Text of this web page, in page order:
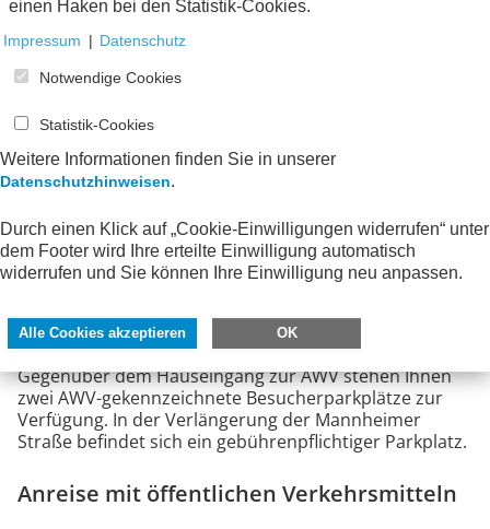
Silke Schröder
Fachreferentin
Tel.:+49 6196 777 26-30
E-Mail:schroeder(at)awv-net.de
Anreise
Parkmöglichkeiten mit dem Auto
Gegenüber dem Hauseingang zur AWV stehen Ihnen
zwei AWV-gekennzeichnete Besucherparkplätze zur
Verfügung. In der Verlängerung der Mannheimer
Straße befindet sich ein gebührenpflichtiger Parkplatz.
Anreise mit öffentlichen Verkehrsmitteln
einen Haken bei den Statistik-Cookies.
Impressum | Datenschutz
Notwendige Cookies
Statistik-Cookies
Weitere Informationen finden Sie in unserer
Datenschutzhinweisen.
Durch einen Klick auf „Cookie-Einwilligungen widerrufen“ unter
dem Footer wird Ihre erteilte Einwilligung automatisch
widerrufen und Sie können Ihre Einwilligung neu anpassen.
Alle Cookies akzeptieren OK